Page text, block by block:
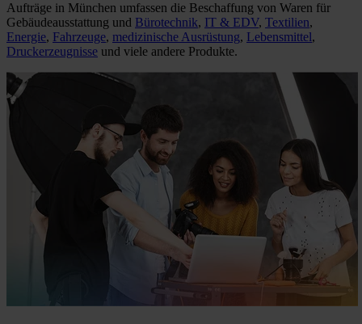
Aufträge in München umfassen die Beschaffung von Waren für
Gebäudeausstattung und Bürotechnik, IT & EDV, Textilien,
Energie, Fahrzeuge, medizinische Ausrüstung, Lebensmittel,
Druckerzeugnisse und viele andere Produkte.